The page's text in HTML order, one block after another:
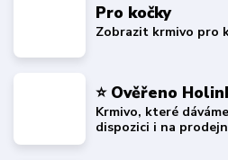
Pro kočky
Zobrazit krmivo pro
⭐ Ověřeno
Krmivo, které
dispozici i na